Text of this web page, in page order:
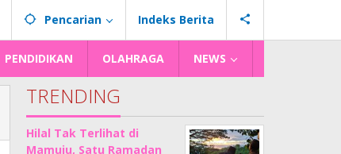
Pencarian Indeks Berita
PENDIDIKAN OLAHRAGA NEWS
TRENDING
Hilal Tak Terlihat di
Mamuju, Satu Ramadan